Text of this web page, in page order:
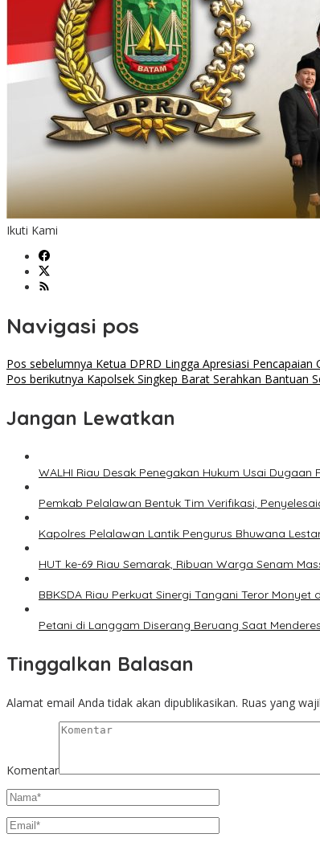
Ikuti Kami
Navigasi pos
Pos sebelumnya Ketua DPRD Lingga Apresiasi Pencapaian
Pos berikutnya Kapolsek Singkep Barat Serahkan Bantuan
Jangan Lewatkan
WALHI Riau Desak Penegakan Hukum Usai
Pemkab Pelalawan Bentuk Tim Verifikasi,
Kapolres Pelalawan Lantik Pengurus Bhuwana
HUT ke-69 Riau Semarak, Ribuan Warga Senam
BBKSDA Riau Perkuat Sinergi Tangani Teror
Petani di Langgam Diserang Beruang Saat
Tinggalkan Balasan
Alamat email Anda tidak akan dipublikasikan. Ruas yang
Komentar